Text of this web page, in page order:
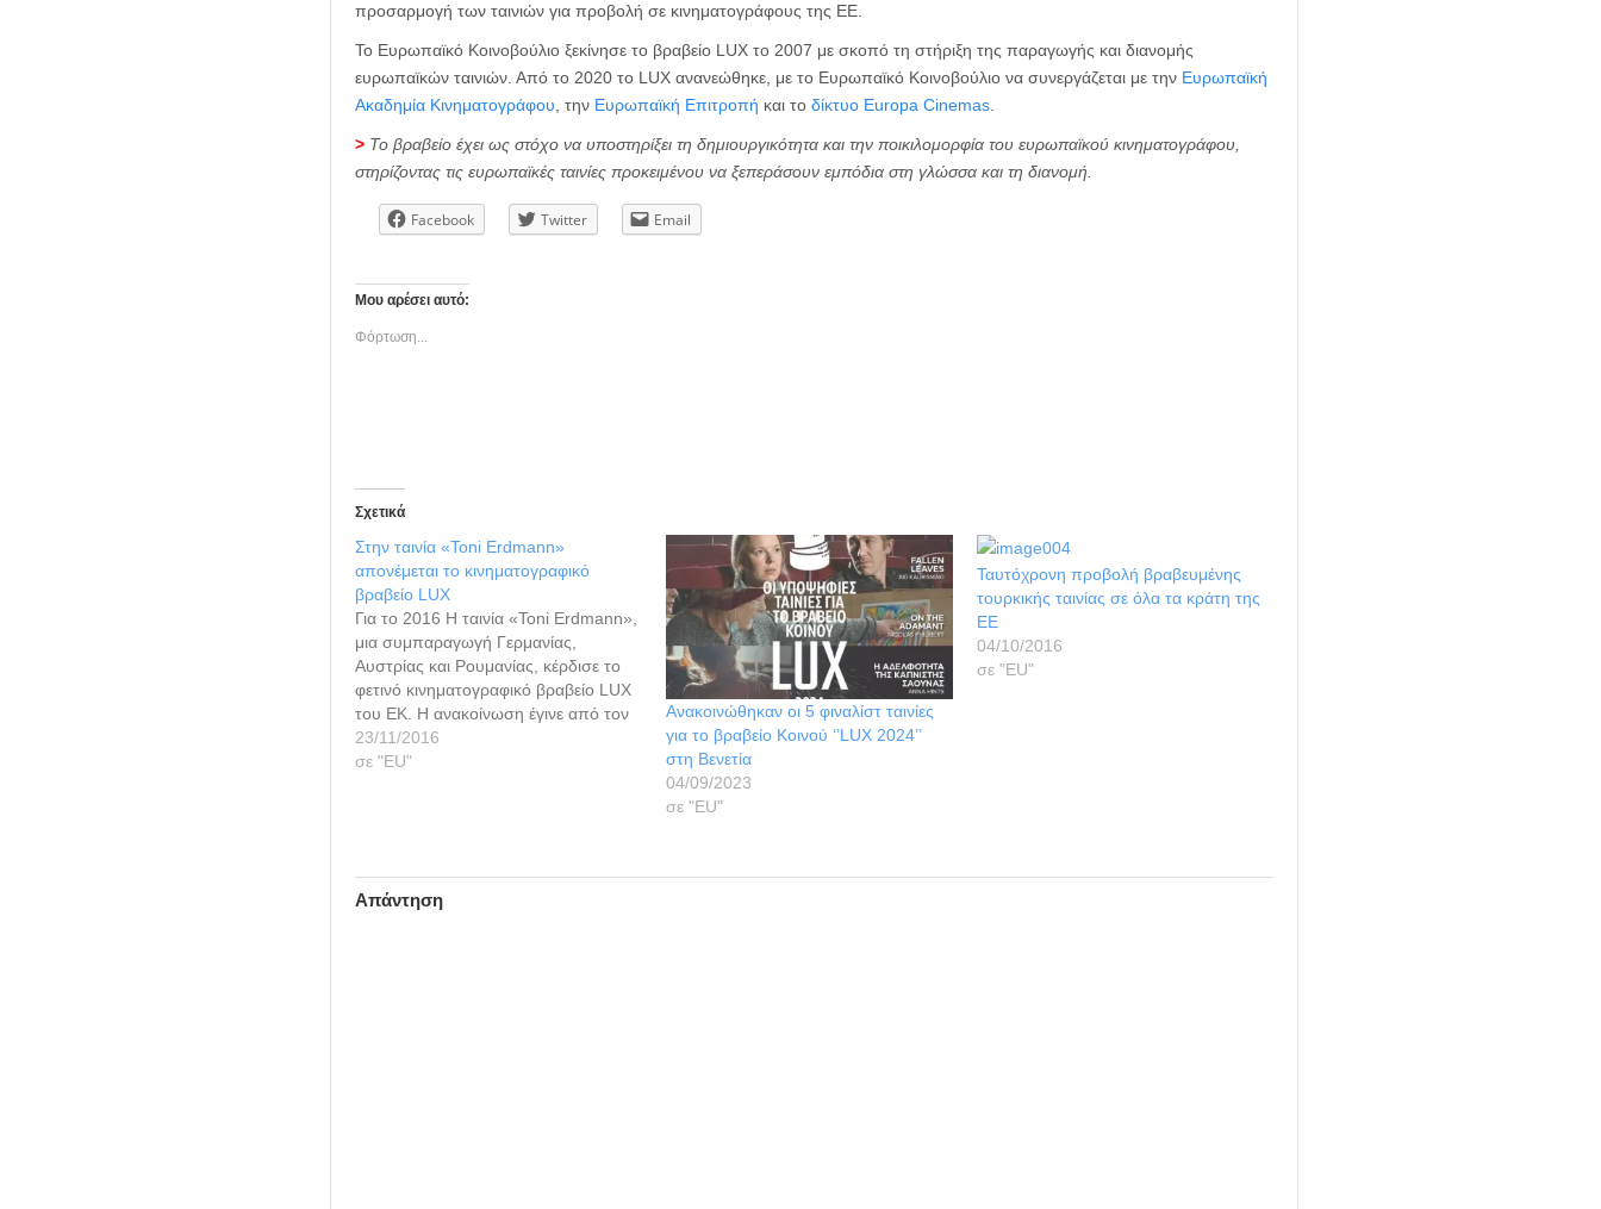
προσαρμογή των ταινιών για προβολή σε κινηματογράφους της ΕΕ.
Το Ευρωπαϊκό Κοινοβούλιο ξεκίνησε το βραβείο LUX το 2007 με σκοπό τη στήριξη της παραγωγής και διανομής
ευρωπαϊκών ταινιών. Από το 2020 το LUX ανανεώθηκε, με το Ευρωπαϊκό Κοινοβούλιο να συνεργάζεται με την Ευρωπαϊκή
Ακαδημία Κινηματογράφου , την Ευρωπαϊκή Επιτροπή και το δίκτυο Europa Cinemas.
> Το βραβείο έχει ως στόχο να υποστηρίξει τη δημιουργικότητα και την ποικιλομορφία του ευρωπαϊκού κινηματογράφου,
στηρίζοντας τις ευρωπαϊκές ταινίες προκειμένου να ξεπεράσουν εμπόδια στη γλώσσα και τη διανομή.
Facebook Twitter Email
Μου αρέσει αυτό:
Φόρτωση...
Σχετικά
Στην ταινία «Toni Erdmann»
απονέμεται το κινηματογραφικό
βραβείο LUX
Για το 2016 Η ταινία «Toni Erdmann»,
μια συμπαραγωγή Γερμανίας,
Αυστρίας και Ρουμανίας, κέρδισε το
φετινό κινηματογραφικό βραβείο LUX
του ΕΚ. Η ανακοίνωση έγινε από τον
Πρόεδρο του ΕΚ, Μάρτιν Σουλτς, στο
πλαίσιο ειδικής τελετής στην
23/11/2016
σε "ΕU"
Ανακοινώθηκαν οι 5 φιναλίστ ταινίες
για το βραβείο Κοινού ‘’LUX 2024’’
στη Βενετία
04/09/2023
σε "ΕU"
Ταυτόχρονη προβολή βραβευμένης
τουρκικής ταινίας σε όλα τα κράτη της
ΕΕ
04/10/2016
σε "ΕU"
Απάντηση